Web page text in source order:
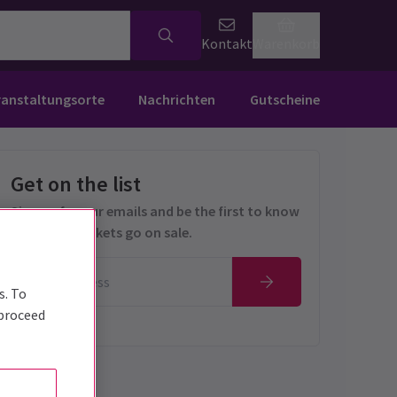
Kontakt
Nachrichten Gutscheine
Get on the list
Sign up for our emails and be the first to know
as soon as tickets go on sale.
To